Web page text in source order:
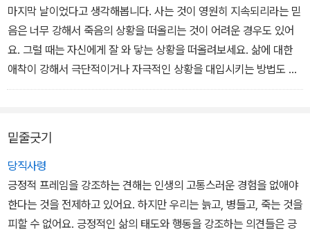
한 무력감, 지금까지 살아온 삶에 대한 회한이 차디찬 겨울의 모습입
니다.
마지막 날이었다고 생각해봅니다. 사는 것이 영원히 지속되리라는 믿
음은 너무 강해서 죽음의 상황을 떠올리는 것이 어려운 경우도 있어
요. 그럴 때는 자신에게 잘 와 닿는 상황을 떠올려보세요. 삶에 대한
애착이 강해서 극단적이거나 자극적인 상황을 대입시키는 방법도 있
지만, 단순하게 자신의 삶이 끝났다는 상황에 마음을 대입시키는 것
죠. 삶의 마지막 순간에서 느껴지는 기분은 다양해요. 어떤 감정이든
진정이 되면 두 가지를 생각해보세요. 첫 번째는 마지막 순간에 하지
못해서 후회되는 일들을 떠올리는 거예요. 사랑하는 사람에게 표현하
지 못한 마음, 가족들에게 다하지 못한 사랑, 두려워서 포기했던 일,
마지막이 될 줄 모르고 미뤄왔던 일들, 무엇이 가장 후회되나요?
밑줄긋기
당직사령
긍정적 프레임을 강조하는 견해는 인생의 고통스러운 경험을 없애야
한다는 것을 전제하고 있어요. 하지만 우리는 늙고, 병들고, 죽는 것을
피할 수 없어요. 긍정적인 삶의 태도와 행동을 강조하는 의견들은 긍